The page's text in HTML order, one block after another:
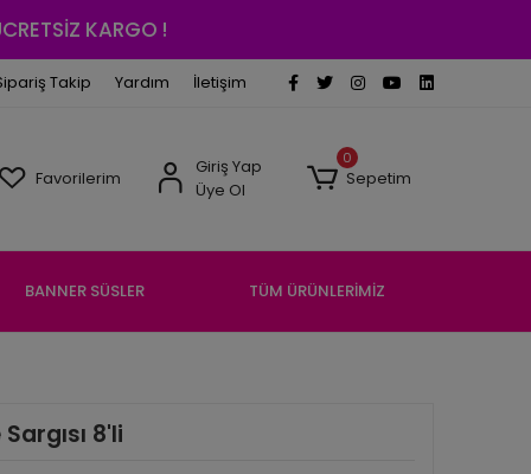
KARGO !
Takip Yardım İletişim
Favorilerim
Giriş Yap
Üye Ol
0
Sepetim
BANNER SÜSLER TÜM ÜRÜNLERİMİZ
8'li